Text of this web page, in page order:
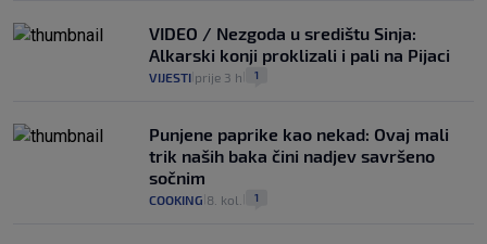
VIDEO / Nezgoda u središtu Sinja:
Alkarski konji proklizali i pali na Pijaci
VIJESTI prije 3 h 1
Punjene paprike kao nekad: Ovaj mali
trik naših baka čini nadjev savršeno
sočnim
COOKING 8. kol. 1